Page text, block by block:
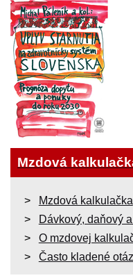
Mzdová
Mzdová kalkulačka
Dávkový, daňový
O mzdovej
Často kladené